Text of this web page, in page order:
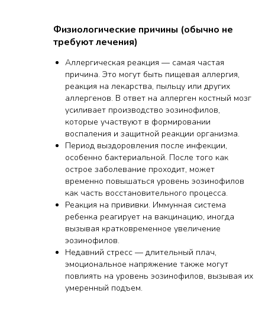
Физиологические причины (обычно не
требуют лечения)
Аллергическая реакция — самая частая
причина. Это могут быть пищевая аллергия,
реакция на лекарства, пыльцу или других
аллергенов. В ответ на аллерген костный мозг
усиливает производство эозинофилов,
которые участвуют в формировании
воспаления и защитной реакции организма.
Период выздоровления после инфекции,
особенно бактериальной. После того как
острое заболевание проходит, может
временно повышаться уровень эозинофилов
как часть восстановительного процесса.
Реакция на прививки. Иммунная система
ребенка реагирует на вакцинацию, иногда
вызывая кратковременное увеличение
эозинофилов.
Недавний стресс — длительный плач,
эмоциональное напряжение также могут
повлиять на уровень эозинофилов, вызывая их
умеренный подъем.